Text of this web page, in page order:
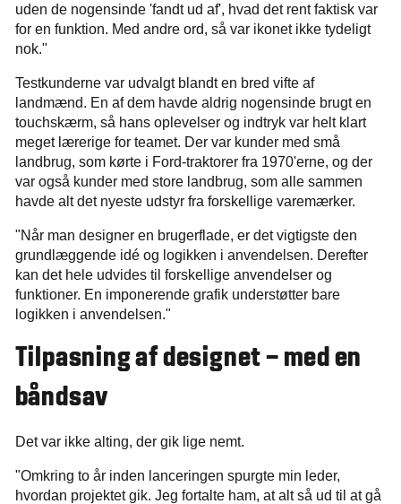
uden de nogensinde 'fandt ud af', hvad det rent faktisk var
for en funktion. Med andre ord, så var ikonet ikke tydeligt
nok."
Testkunderne var udvalgt blandt en bred vifte af
landmænd. En af dem havde aldrig nogensinde brugt en
touchskærm, så hans oplevelser og indtryk var helt klart
meget lærerige for teamet. Der var kunder med små
landbrug, som kørte i Ford-traktorer fra 1970'erne, og der
var også kunder med store landbrug, som alle sammen
havde alt det nyeste udstyr fra forskellige varemærker.
"Når man designer en brugerflade, er det vigtigste den
grundlæggende idé og logikken i anvendelsen. Derefter
kan det hele udvides til forskellige anvendelser og
funktioner. En imponerende grafik understøtter bare
logikken i anvendelsen."
Tilpasning af designet – med en
båndsav
Det var ikke alting, der gik lige nemt.
"Omkring to år inden lanceringen spurgte min leder,
hvordan projektet gik. Jeg fortalte ham, at alt så ud til at gå